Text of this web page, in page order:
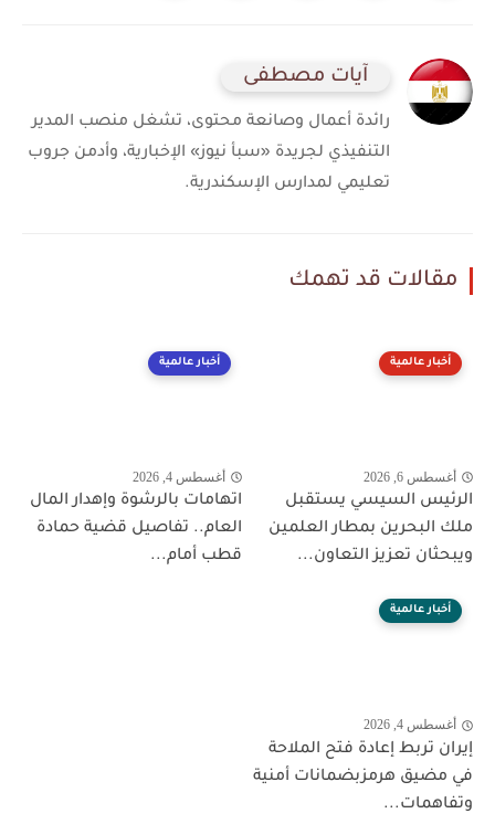
آيات مصطفى
رائدة أعمال وصانعة محتوى، تشغل منصب المدير
التنفيذي لجريدة «سبأ نيوز» الإخبارية، وأدمن جروب
تعليمي لمدارس الإسكندرية.
مقالات قد تهمك
أخبار عالمية
أغسطس 6, 2026
الرئيس السيسي يستقبل
ملك البحرين بمطار العلمين
ويبحثان تعزيز التعاون...
أخبار عالمية
أغسطس 4, 2026
اتهامات بالرشوة وإهدار المال
العام.. تفاصيل قضية حمادة
قطب أمام...
أخبار عالمية
أغسطس 4, 2026
إيران تربط إعادة فتح الملاحة
في مضيق هرمزبضمانات أمنية
وتفاهمات...